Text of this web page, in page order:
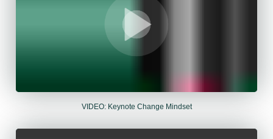
VIDEO: Keynote Change Mindset